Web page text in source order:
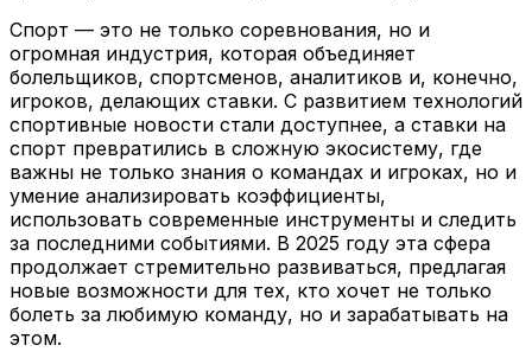
Спорт — это не только соревнования, но и
огромная индустрия, которая объединяет
болельщиков, спортсменов, аналитиков и, конечно,
игроков, делающих ставки. С развитием технологий
спортивные новости стали доступнее, а ставки на
спорт превратились в сложную экосистему, где
важны не только знания о командах и игроках, но и
умение анализировать коэффициенты,
использовать современные инструменты и следить
за последними событиями. В 2025 году эта сфера
продолжает стремительно развиваться, предлагая
новые возможности для тех, кто хочет не только
болеть за любимую команду, но и зарабатывать на
этом.